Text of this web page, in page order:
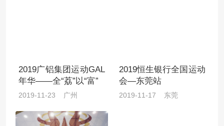
2019广铝集团运动GAL
年华——全“荔”以“富”
2019-11-23 广州
2019恒生银行全国运动
会—东莞站
2019-11-17 东莞